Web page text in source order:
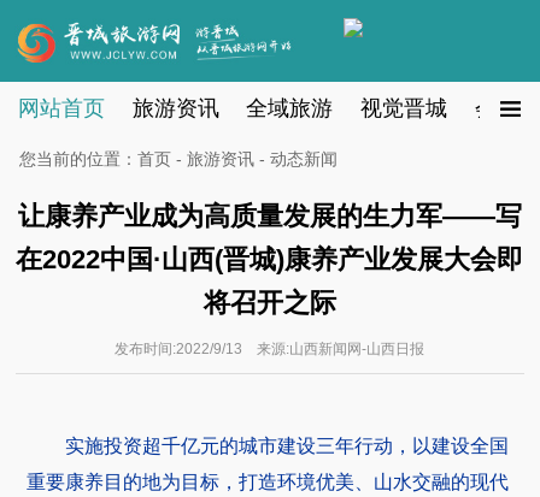
网站首页 旅游资讯 全域旅游 视觉晋城 会员
您当前的位置： 首页 - 旅游资讯 - 动态新闻
让康养产业成为高质量发展的生力军——写
在2022中国·山西(晋城)康养产业发展大会即
将召开之际
发布时间:2022/9/13 来源:山西新闻网-山西日报
实施投资超千亿元的城市建设三年行动，以建设全国
重要康养目的地为目标，打造环境优美、山水交融的现代